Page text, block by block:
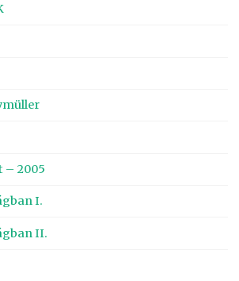
– 2005
I.
II.